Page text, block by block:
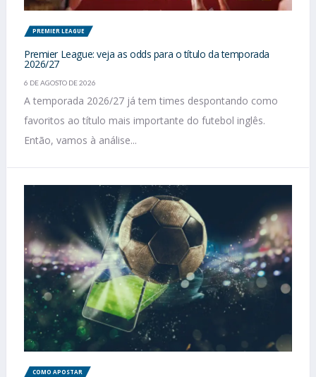
PREMIER LEAGUE
Premier League: veja as odds para o título da temporada
2026/27
6 DE AGOSTO DE 2026
A temporada 2026/27 já tem times despontando como
favoritos ao título mais importante do futebol inglês.
Então, vamos à análise...
COMO APOSTAR